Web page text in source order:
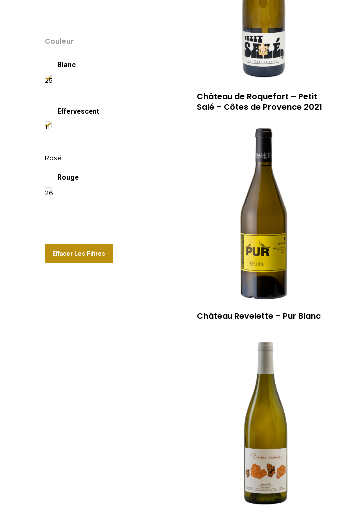
Couleur
Blanc
25
Effervescent
11
Rosé
Rouge
26
Effacer Les Filtres
Château de Roquefort – Petit
Salé – Côtes de Provence 2021
Château Revelette – Pur Blanc